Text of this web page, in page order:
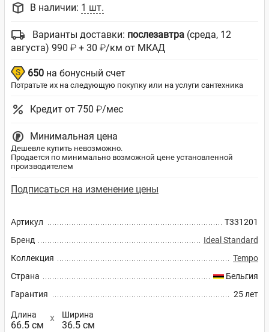
Артикул
T331201
Бренд
Ideal Standard
Коллекция
Tempo
Страна
Бельгия
Гарантия
25 лет
Длина
66.5 см
Ширина
36.5 см
В наличии: 1 шт.
Варианты доставки: послезавтра (среда, 12
августа) 990 ₽ + 30 ₽/км от МКАД
650 на бонусный счет
Потратьте их на следующую покупку или на услуги сантехника
Кредит от 750 ₽/мес
Минимальная цена
Дешевле купить невозможно.
Продается по минимально возможной цене установленной
производителем
Подписаться на изменение цены